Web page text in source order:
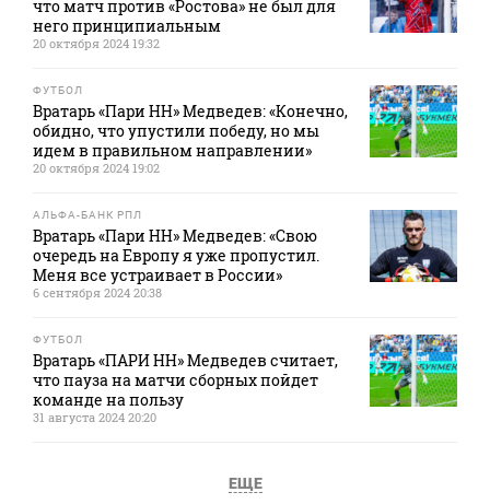
что матч против «Ростова» не был для
него принципиальным
20 октября 2024 19:32
ФУТБОЛ
Вратарь «Пари НН» Медведев: «Конечно,
обидно, что упустили победу, но мы
идем в правильном направлении»
20 октября 2024 19:02
АЛЬФА-БАНК РПЛ
Вратарь «Пари НН» Медведев: «Свою
очередь на Европу я уже пропустил.
Меня все устраивает в России»
6 сентября 2024 20:38
ФУТБОЛ
Вратарь «ПАРИ НН» Медведев считает,
что пауза на матчи сборных пойдет
команде на пользу
31 августа 2024 20:20
ЕЩЕ